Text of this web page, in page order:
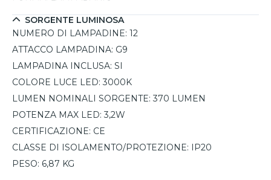
SORGENTE LUMINOSA
NUMERO DI LAMPADINE: 12
ATTACCO LAMPADINA: G9
LAMPADINA INCLUSA: SI
COLORE LUCE LED: 3000K
LUMEN NOMINALI SORGENTE: 370 LUMEN
POTENZA MAX LED: 3,2W
CERTIFICAZIONE: CE
CLASSE DI ISOLAMENTO/PROTEZIONE: IP20
PESO: 6,87 KG